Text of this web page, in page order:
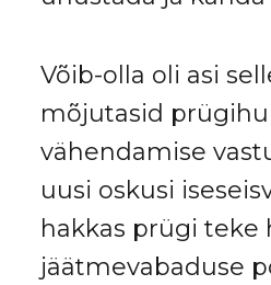
Võib-olla oli asi
mõjutasid
vähendamise
uusi oskusi
hakkas prügi teke
jäätmevabaduse